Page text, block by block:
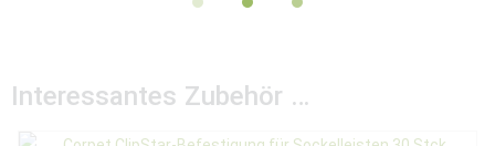
Interessantes Zubehör …